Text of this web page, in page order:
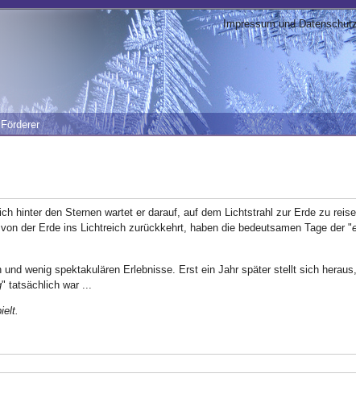
Impressum und
Förderer
hinter den Sternen wartet er darauf, auf dem Lichtstrahl zur Erde zu
der Erde ins Lichtreich zurückkehrt, haben die bedeutsamen Tage der "
wenig spektakulären Erlebnisse. Erst ein Jahr später stellt sich
" tatsächlich war ...